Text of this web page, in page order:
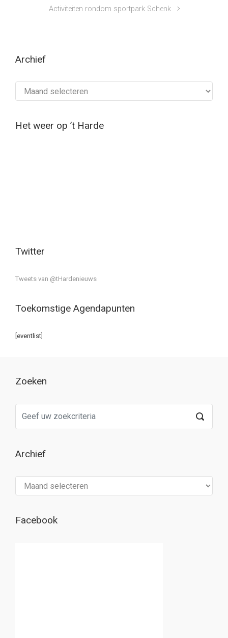
Activiteiten rondom sportpark Schenk
Archief
Het weer op ’t Harde
Twitter
Tweets van @tHardenieuws
Toekomstige Agendapunten
[eventlist]
Zoeken
Archief
Facebook